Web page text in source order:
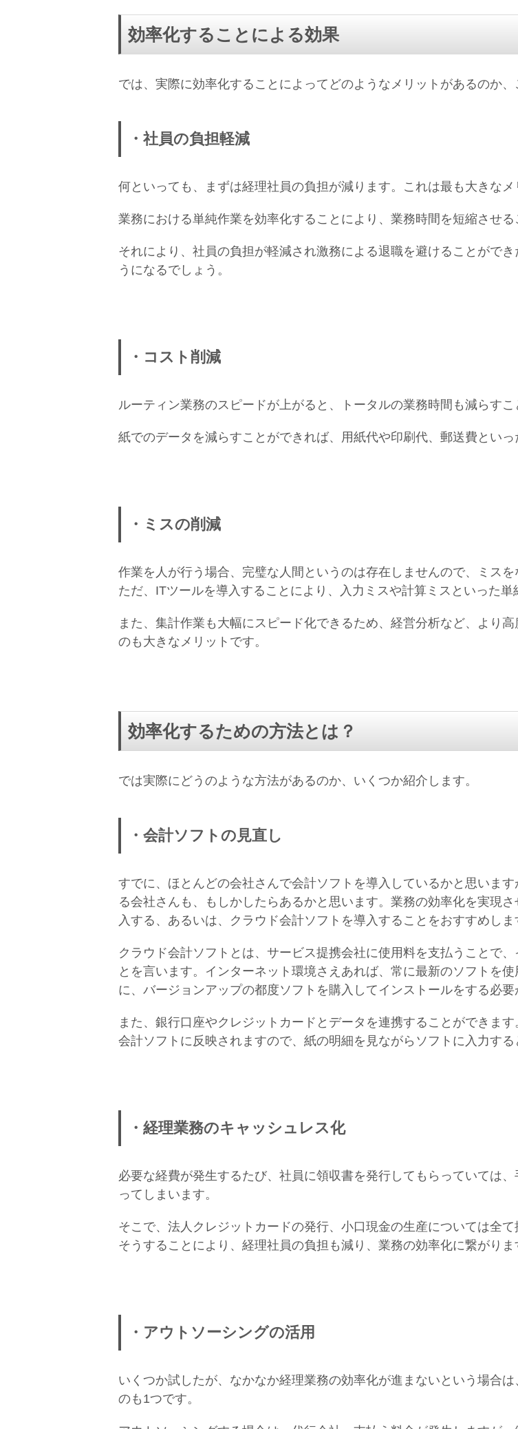
効率化することによる効果
では、実際に効率化することによってどのようなメリットがあるのか、
・社員の負担軽減
何といっても、まずは経理社員の負担が減ります。これは最も大きなメ
業務における単純作業を効率化することにより、業務時間を短縮させる
それにより、社員の負担が軽減され激務による退職を避けることがで
うになるでしょう。
・コスト削減
ルーティン業務のスピードが上がると、トータルの業務時間も減らす
紙でのデータを減らすことができれば、用紙代や印刷代、郵送費といっ
・ミスの削減
作業を人が行う場合、完璧な人間というのは存在しませんので、ミスを
ただ、ITツールを導入することにより、入力ミスや計算ミスといった単
また、集計作業も大幅にスピード化できるため、経営分析など、より
のも大きなメリットです。
効率化するための方法とは？
では実際にどうのような方法があるのか、いくつか紹介します。
・会計ソフトの見直し
すでに、ほとんどの会社さんで会計ソフトを導入しているかと思いま
る会社さんも、もしかしたらあるかと思います。業務の効率化を実現
入する、あるいは、クラウド会計ソフトを導入することをおすすめしま
クラウド会計ソフトとは、サービス提携会社に使用料を支払うことで
とを言います。インターネット環境さえあれば、常に最新のソフトを
に、バージョンアップの都度ソフトを購入してインストールをする必要
また、銀行口座やクレジットカードとデータを連携することができま
会計ソフトに反映されますので、紙の明細を見ながらソフトに入力する
・経理業務のキャッシュレス化
必要な経費が発生するたび、社員に領収書を発行してもらっていては
ってしまいます。
そこで、法人クレジットカードの発行、小口現金の生産については全
そうすることにより、経理社員の負担も減り、業務の効率化に繋がりま
・アウトソーシングの活用
いくつか試したが、なかなか経理業務の効率化が進まないという場合
のも1つです。